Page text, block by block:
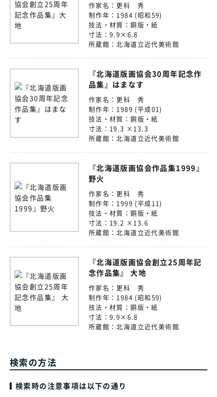
作家名： 更科 秀
制作年： 1984 (昭和59)
技法・材質：銅版・紙
寸法： 9.9×6.8
所蔵館：北海道立近代美術館
『北海道版画協会30周年記念作
品集』はまなす
作家名： 更科 秀
制作年： 1989 (平成01)
技法・材質：銅版・紙
寸法： 19.3 ×13.3
所蔵館：北海道立近代美術館
『北海道版画協会作品集1999』
野火
作家名： 更科 秀
制作年： 1999 (平成11)
技法・材質：銅版・紙
寸法： 19.2 ×13.6
所蔵館：北海道立近代美術館
『北海道版画協会創立25周年記
念作品集』 大地
作家名： 更科 秀
制作年： 1984 (昭和59)
技法・材質：銅版・紙
寸法： 9.9×6.8
所蔵館：北海道立近代美術館
検索の方法
検索時の注意事項は以下の通り